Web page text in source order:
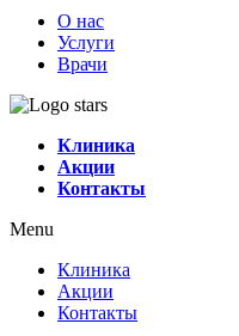
О нас
Услуги
Врачи
Клиника
Акции
Контакты
Menu
Клиника
Акции
Контакты